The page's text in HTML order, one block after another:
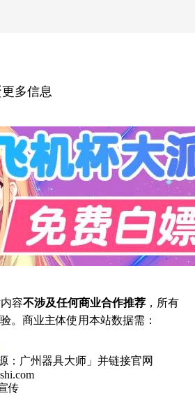
多信息
容不涉及任何商业合作推荐 ，所有
。商业主体使用本站数据需：
：广州器具大师」并链接官网
传